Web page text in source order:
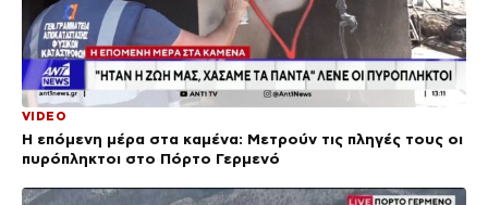
VIDEO
Η επόμενη μέρα στα καμένα: Μετρούν τις πληγές τους οι
πυρόπληκτοι στο Πόρτο Γερμενό